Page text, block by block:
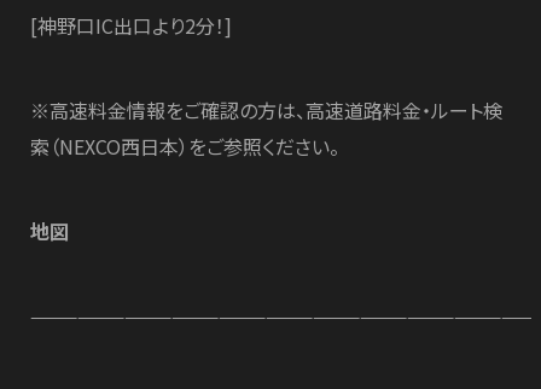
[神野口IC出口より2分！]
※高速料金情報をご確認の方は、高速道路料金・ルート検
索（NEXCO西日本）をご参照ください。
地図